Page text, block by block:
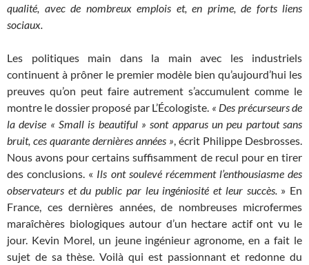
qualité, avec de nombreux emplois et, en prime, de forts liens
sociaux.
Les politiques main dans la main avec les industriels
continuent à prôner le premier modèle bien qu’aujourd’hui les
preuves qu’on peut faire autrement s’accumulent comme le
montre le dossier proposé par L’Écologiste. « Des précurseurs de
la devise « Small is beautiful » sont apparus un peu partout sans
bruit, ces quarante dernières années » , écrit Philippe Desbrosses.
Nous avons pour certains suffisamment de recul pour en tirer
des conclusions. « Ils ont soulevé récemment l’enthousiasme des
observateurs et du public par leu ingéniosité et leur succès. » En
France, ces dernières années, de nombreuses microfermes
maraîchères biologiques autour d’un hectare actif ont vu le
jour. Kevin Morel, un jeune ingénieur agronome, en a fait le
sujet de sa thèse. Voilà qui est passionnant et redonne du